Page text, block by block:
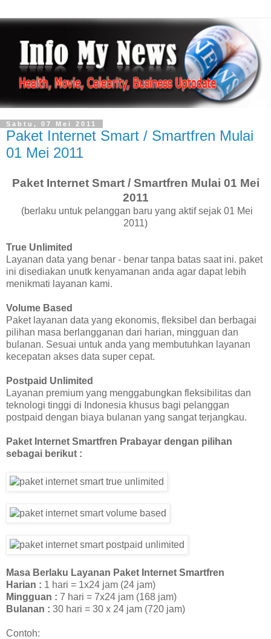
Sabtu, 07 Mei 2011
Paket Internet Smart / Smartfren Mulai
01 Mei 2011
Paket Internet Smart / Smartfren Mulai 01 Mei
2011
(berlaku untuk pelanggan baru yang aktif sejak 01 Mei
2011)
True Unlimited
Layanan data yang benar - benar tanpa batas saat ini. paket
ini disediakan unutk kenyamanan anda agar dapat lebih
menikmati layanan kami.
Volume Based
Paket layanan data yang ekonomis, fleksibel dan berbagai
pilihan masa berlangganan dari harian, mingguan dan
bulanan. Sesuai untuk anda yang membutuhkan layanan
kecepatan akses data super cepat.
Postpaid Unlimited
Layanan premium yang menggabungkan fleksibilitas dan
teknologi tinggi di Indonesia khusus bagi pelanggan
postpaid dengan biaya bulanan yang sangat terjangkau.
Paket Internet Smartfren Prabayar dengan pilihan
sebagai berikut :
Masa Berlaku Layanan Paket Internet Smartfren
Harian : 1 hari = 1x24 jam (24 jam)
Mingguan : 7 hari = 7x24 jam (168 jam)
Bulanan : 30 hari = 30 x 24 jam (720 jam)
Contoh: